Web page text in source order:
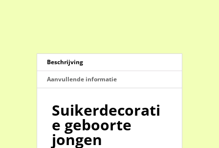
Beschrijving
Aanvullende informatie
Suikerdecorati
e geboorte
jongen